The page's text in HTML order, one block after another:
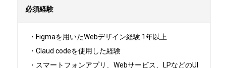
必須経験
・Figmaを用いたWebデザイン経験 1年以上
・Claud codeを使用した経験
・スマートフォンアプリ、Webサービス、LPなどのUI